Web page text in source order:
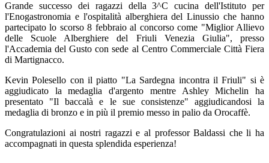
Grande successo dei ragazzi della 3^C cucina dell'Istituto per
l'Enogastronomia e l'ospitalità alberghiera del Linussio che hanno
partecipato lo scorso 8 febbraio al concorso come "Miglior Allievo
delle Scuole Alberghiere del Friuli Venezia Giulia", presso
l'Accademia del Gusto con sede al Centro Commerciale Città Fiera
di Martignacco.
Kevin Polesello con il piatto "La Sardegna incontra il Friuli" si è
aggiudicato la medaglia d'argento mentre Ashley Michelin ha
presentato "Il baccalà e le sue consistenze" aggiudicandosi la
medaglia di bronzo e in più il premio messo in palio da Orocaffè.
Congratulazioni ai nostri ragazzi e al professor Baldassi che li ha
accompagnati in questa splendida esperienza!